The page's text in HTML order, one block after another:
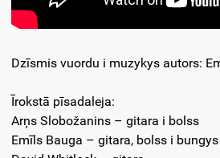
Dzīsmis vuordu i muzykys autors:
Īrokstā pīsadaleja:
Arņs Slobožanins – gitara i bolss
Emīls Bauga – gitara, bolss i bungys